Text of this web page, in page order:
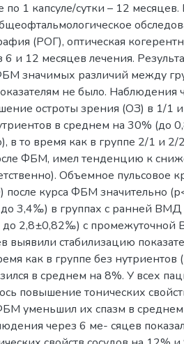
1 капсуле/сутки – 12
(РОГ), оптическая
6 и 12 месяцев лечения.
значимых различий между
не было. Наблюдения
остроты зрения (ОЗ) в 1/1
в среднем на 30% (до
в то время как в группе 2/1 и 2/
ФБМ, имел тенденцию к
Объемное пульсовое
после курса ФБМ значительно
3,4‰) в группах с ранней
2,8±0,82‰) с промежуточной
выявили стабилизацию
как в группе без нутриентов
в среднем на 8%. У всех
повышение тонических
уменьшил их спазм в
через 6 ме- сяцев